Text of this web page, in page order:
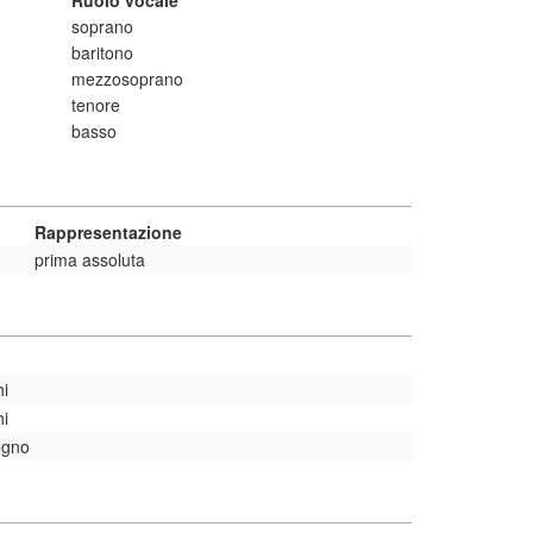
soprano
baritono
mezzosoprano
tenore
basso
Rappresentazione
prima assoluta